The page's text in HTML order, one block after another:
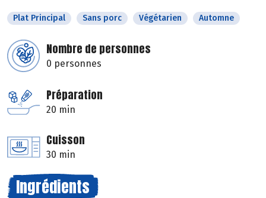
Plat Principal Sans porc Végétarien Automne
Nombre de personnes
0 personnes
Préparation
20 min
Cuisson
30 min
Ingrédients